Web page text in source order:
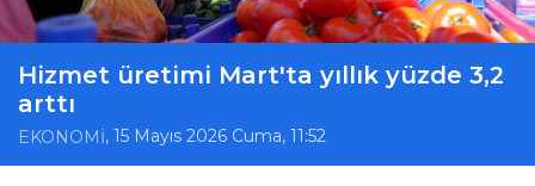
Hizmet üretimi Mart'ta yıllık yüzde 3,2
arttı
EKONOMİ, 15 Mayıs 2026 Cuma, 11:52